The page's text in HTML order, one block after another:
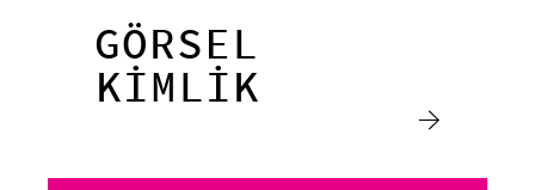
GÖRSEL
KİMLİK